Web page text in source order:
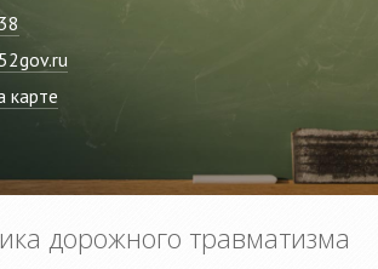
карте
дорожного травматизма